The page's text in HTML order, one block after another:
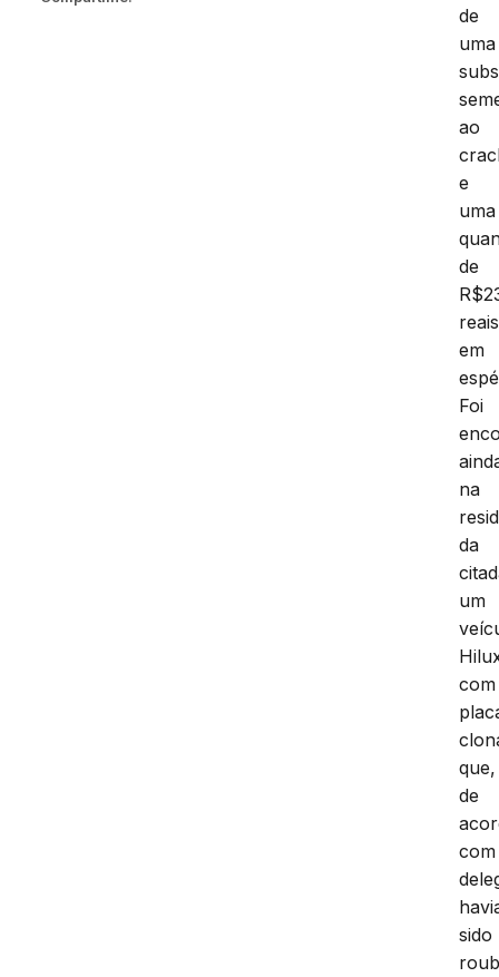
de
uma
ao
e
uma
de
reais
em
Foi
na
da
um
com
que,
de
com
sido